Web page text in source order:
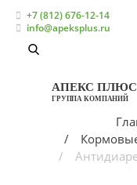
+7 (812) 676-12-14
info@apeksplus.ru
АПЕКС ПЛЮС
ГРУППА КОМПАНИЙ